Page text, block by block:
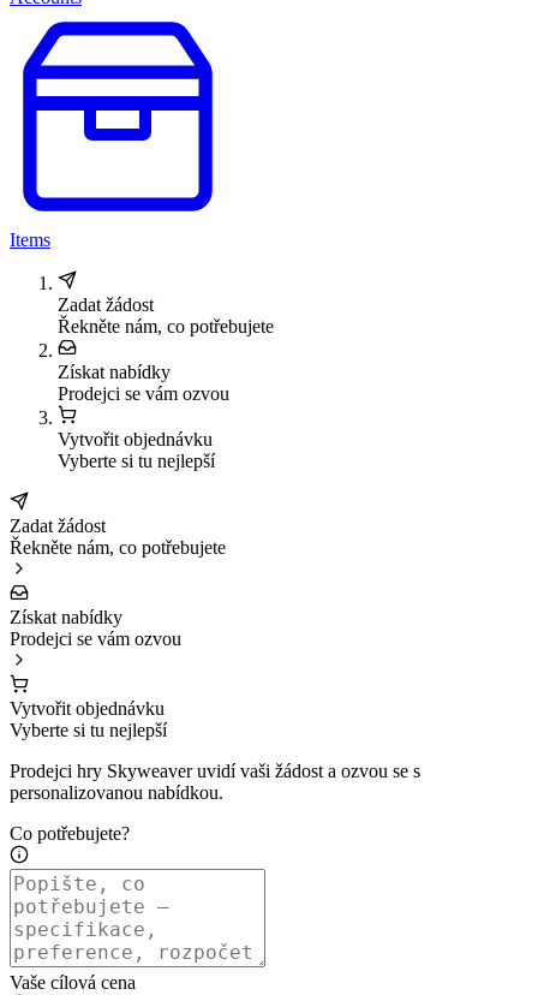
Items
Zadat žádost
Řekněte nám, co potřebujete
Získat nabídky
Prodejci se vám ozvou
Vytvořit objednávku
Vyberte si tu nejlepší
Zadat žádost
Řekněte nám, co potřebujete
Získat nabídky
Prodejci se vám ozvou
Vytvořit objednávku
Vyberte si tu nejlepší
Prodejci hry Skyweaver uvidí vaši žádost a ozvou se s
personalizovanou nabídkou.
Co potřebujete?
Vaše cílová cena